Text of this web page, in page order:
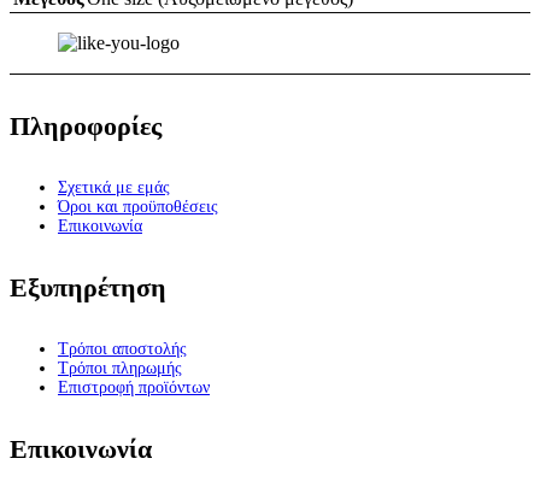
Πληροφορίες
Σχετικά με εμάς
Όροι και προϋποθέσεις
Επικοινωνία
Εξυπηρέτηση
Τρόποι αποστολής
Τρόποι πληρωμής
Επιστροφή προϊόντων
Επικοινωνία